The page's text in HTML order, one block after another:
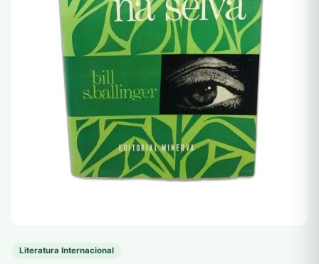
Literatura Internacional